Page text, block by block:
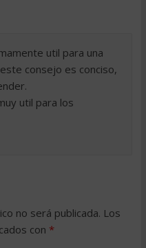
util para una
consejo es conciso,
util para los
no será publicada. Los
con *